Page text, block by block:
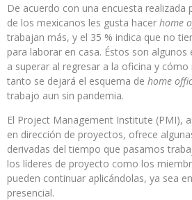
De acuerdo con una encuesta realizada
de los mexicanos les gusta hacer home
trabajan más, y el 35 % indica que no
para laborar en casa. Éstos son
a superar al regresar a la oficina y
tanto se dejará el esquema de home
trabajo aun sin pandemia.
El Project Management Institute (PMI),
en dirección de proyectos, ofrece
derivadas del tiempo que pasamos
los líderes de proyecto como los
pueden continuar aplicándolas, ya sea
presencial.